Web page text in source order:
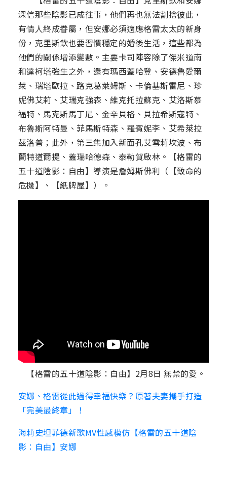
深信那些陰影已成往事，他們再也無法割捨彼此，
有情人終成眷屬，但安娜必須適應格雷太太的新身
份，克里斯欽也要習慣穩定的婚後生活，這些都為
他們的關係增添變數。主要卡司陣容除了傑米道南
和達柯塔強生之外，還有瑪西蓋哈登、安德魯愛爾
萊、瑞塔歐拉、路克葛萊姆斯、卡倫基斯雷尼、珍
妮佛艾莉、艾瑞克強森、維克托拉蘇克、艾洛斯慕
福特、馬克斯馬丁尼、金辛貝格、貝拉希斯寇特、
布魯斯阿特曼、菲馬斯特森、羅賓妮李、艾希萊拉
茲洛普；此外，第三集加入新面孔艾雪莉坎波、布
蘭特道爾提、蓋瑞哈德森、泰勒賀啟林。【格雷的
五十道陰影：自由】導演是詹姆斯佛利（【致命的
危機】、【紙牌屋】）。
【格雷的五十道陰影：自由】2月8日 無禁的愛。
安娜、格雷從此過得幸福快樂？原著夫妻攜手打造
「完美最終章」！
海莉史坦菲德新歌MV性感模仿【格雷的五十道陰
影：自由】安娜